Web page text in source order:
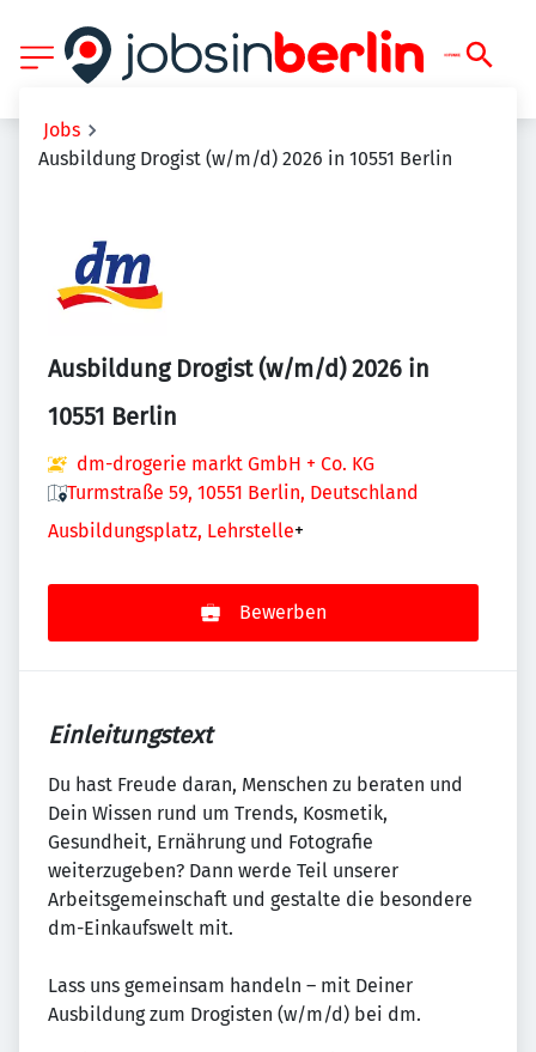
Jobs
Ausbildung Drogist (w/m/d) 2026 in 10551 Berlin
Ausbildung Drogist (w/m/d) 2026 in
10551 Berlin
dm-drogerie markt GmbH + Co. KG
Turmstraße 59, 10551 Berlin, Deutschland
Ausbildungsplatz, Lehrstelle+
Bewerben
Einleitungstext
Du hast Freude daran, Menschen zu beraten und
Dein Wissen rund um Trends, Kosmetik,
Gesundheit, Ernährung und Fotografie
weiterzugeben? Dann werde Teil unserer
Arbeitsgemeinschaft und gestalte die besondere
dm-Einkaufswelt mit.
Lass uns gemeinsam handeln – mit Deiner
Ausbildung zum Drogisten (w/m/d) bei dm.